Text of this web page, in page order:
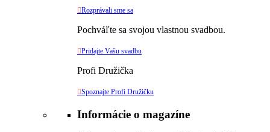
Rozprávali sme sa
Pochváľte sa svojou vlastnou svadbou.
Pridajte Vašu svadbu
Profi Družička
Spoznajte Profi Družičku
Informácie o magazíne